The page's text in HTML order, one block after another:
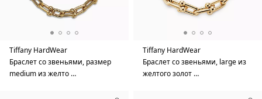
Tiffany HardWear
Браслет со звеньями, размер
medium из желто …
Tiffany HardWear
Браслет со звеньями, large из
желтого золот …